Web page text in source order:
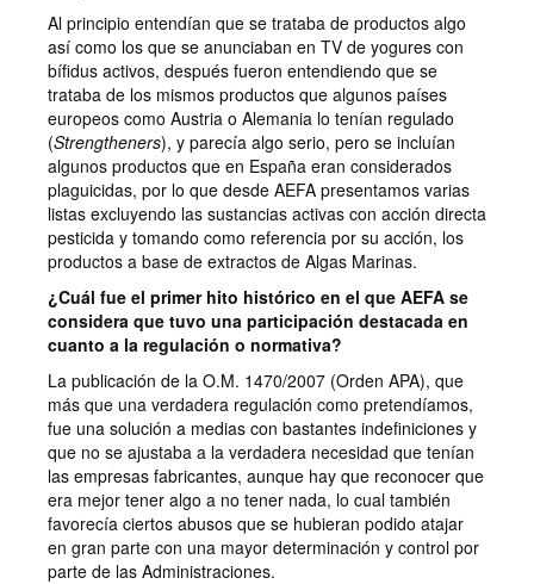
Al principio entendían que se trataba de productos algo
así como los que se anunciaban en TV de yogures con
bífidus activos, después fueron entendiendo que se
trataba de los mismos productos que algunos países
europeos como Austria o Alemania lo tenían regulado
(Strengtheners), y parecía algo serio, pero se incluían
algunos productos que en España eran considerados
plaguicidas, por lo que desde AEFA presentamos varias
listas excluyendo las sustancias activas con acción directa
pesticida y tomando como referencia por su acción, los
productos a base de extractos de Algas Marinas.
¿Cuál fue el primer hito histórico en el que AEFA se
considera que tuvo una participación destacada en
cuanto a la regulación o normativa?
La publicación de la O.M. 1470/2007 (Orden APA), que
más que una verdadera regulación como pretendíamos,
fue una solución a medias con bastantes indefiniciones y
que no se ajustaba a la verdadera necesidad que tenían
las empresas fabricantes, aunque hay que reconocer que
era mejor tener algo a no tener nada, lo cual también
favorecía ciertos abusos que se hubieran podido atajar
en gran parte con una mayor determinación y control por
parte de las Administraciones.